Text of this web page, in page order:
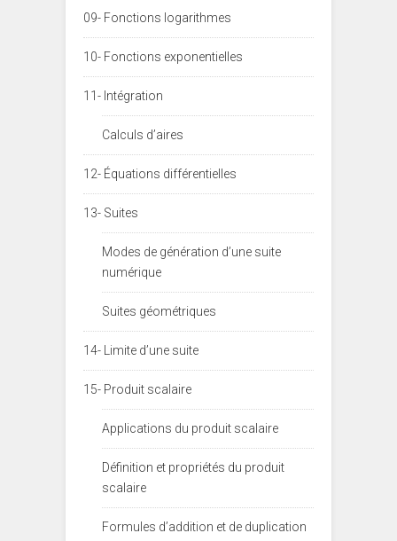
09- Fonctions logarithmes
10- Fonctions exponentielles
11- Intégration
Calculs d’aires
12- Équations différentielles
13- Suites
Modes de génération d’une suite
numérique
Suites géométriques
14- Limite d’une suite
15- Produit scalaire
Applications du produit scalaire
Définition et propriétés du produit
scalaire
Formules d’addition et de duplication